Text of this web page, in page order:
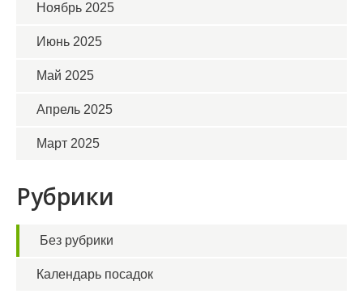
Ноябрь 2025
Июнь 2025
Май 2025
Апрель 2025
Март 2025
Рубрики
Без рубрики
Календарь посадок